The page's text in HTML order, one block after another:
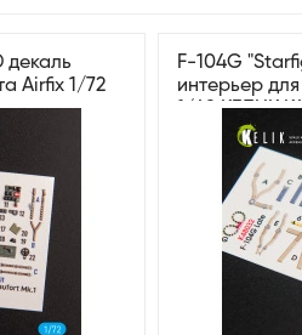
декаль
Airfix 1/72
F-104G
интерьер
1/48 КЕЛИК